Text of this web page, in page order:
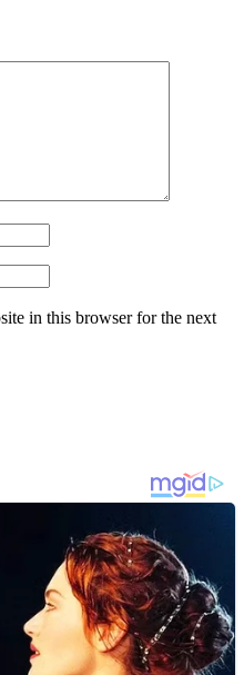
in this browser for the next